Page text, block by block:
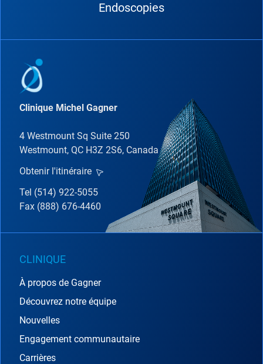
Endoscopies
Clinique Michel Gagner
4 Westmount Sq Suite 250
Westmount, QC H3Z 2S6, Canada
Obtenir l'itinéraire
Tel (514) 922-5055
Fax (888) 676-4460
CLINIQUE
À propos de Gagner
Découvrez notre équipe
Nouvelles
Engagement communautaire
Carrières